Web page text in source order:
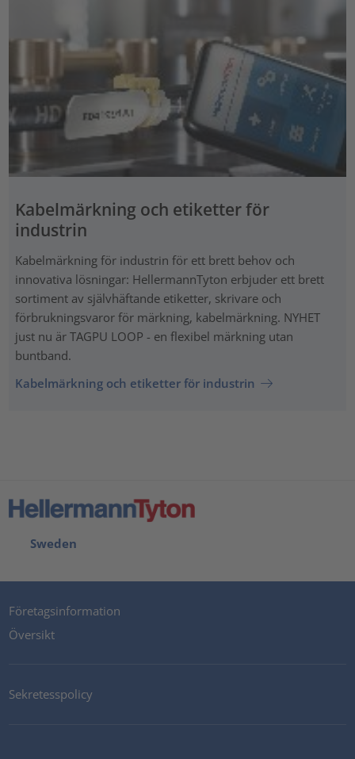
Kabelmärkning och etiketter för
industrin
Kabelmärkning för industrin för ett brett behov och
innovativa lösningar: HellermannTyton erbjuder ett brett
sortiment av självhäftande etiketter, skrivare och
förbrukningsvaror för märkning, kabelmärkning. NYHET
just nu är TAGPU LOOP - en flexibel märkning utan
buntband.
Kabelmärkning och etiketter för industrin
Sweden
Företagsinformation
Översikt
Sekretesspolicy